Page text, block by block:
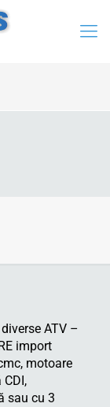
ATV –
import
motoare
sau cu 3